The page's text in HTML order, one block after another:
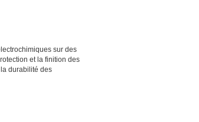
sur des
et la finition des
durabilité des